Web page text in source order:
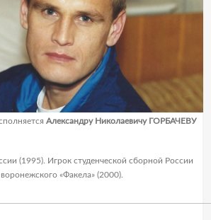
Александру Николаевичу ГОРБАЧЕВУ
(1995). Игрок студенческой сборной России
«Факела» (2000).